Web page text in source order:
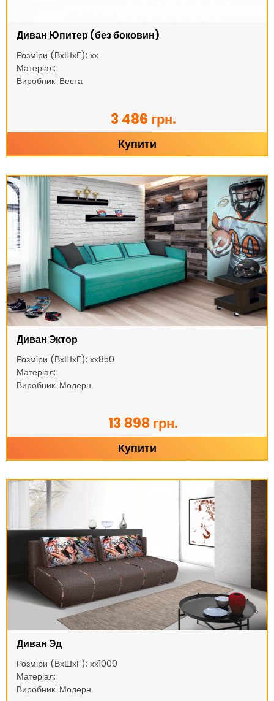
Диван Юпитер (без боковин)
Розміри (ВхШхГ): хх
Матеріал:
Виробник: Веста
3 486 грн.
Купити
Диван Эктор
Розміри (ВхШхГ): хх850
Матеріал:
Виробник: Модерн
13 898 грн.
Купити
Диван Эд
Розміри (ВхШхГ): хх1000
Матеріал:
Виробник: Модерн